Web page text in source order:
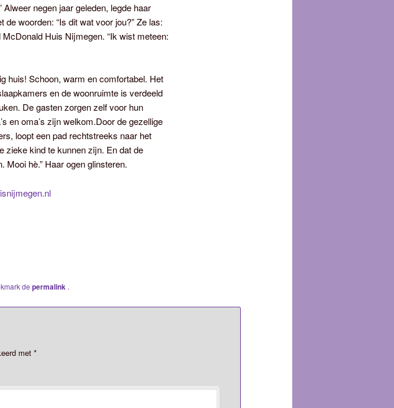
negen jaar geleden, legde haar
woorden: “Is dit wat voor jou?” Ze las:
Huis Nijmegen. “Ik wist meteen:
huis! Schoon, warm en comfortabel. Het
en de woonruimte is verdeeld
De gasten zorgen zelf voor hun
en oma’s zijn welkom.Door de gezellige
loopt een pad rechtstreeks naar het
zieke kind te kunnen zijn. En dat de
hè.” Haar ogen glinsteren.
de permalink .
met*